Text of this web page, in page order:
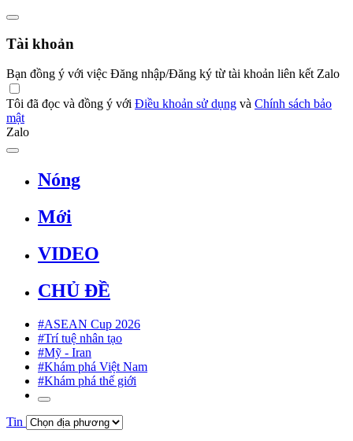
Tài khoản
Bạn đồng ý với việc Đăng nhập/Đăng ký từ tài khoản liên kết Zalo
Tôi đã đọc và đồng ý với Điều khoản sử dụng và Chính sách bảo
mật
Zalo
Nóng
Mới
VIDEO
CHỦ ĐỀ
#ASEAN Cup 2026
#Trí tuệ nhân tạo
#Mỹ - Iran
#Khám phá Việt Nam
#Khám phá thế giới
Tin